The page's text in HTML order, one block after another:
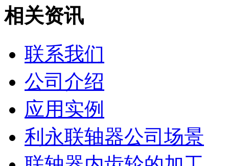
相关资讯
联系我们
公司介绍
应用实例
利永联轴器公司场景